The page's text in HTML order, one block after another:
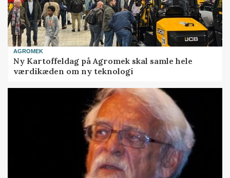
AGROMEK
Ny Kartoffeldag på Agromek skal samle hele
værdikæden om ny teknologi